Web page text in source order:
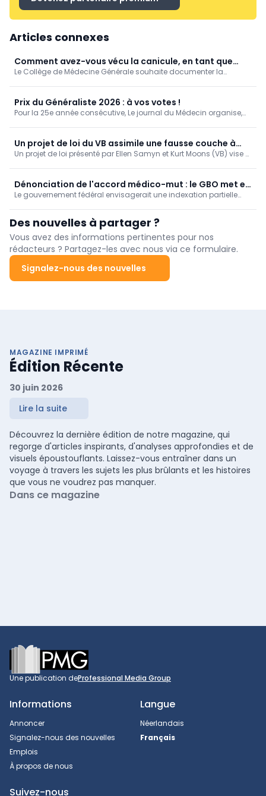
Articles connexes
Comment avez-vous vécu la canicule, en tant que
médecin généraliste? [Enquête]
Le Collège de Médecine Générale souhaite documenter la
Prix du Généraliste 2026 : à vos votes !
Pour la 25e année consécutive, Le journal du Médecin organise,
de six jeunes médecins francophones sélectionnés par leurs
universités respectives.
Un projet de loi du VB assimile une fausse couche à
partir de 12 semaines à la perte d'un enfant
Un projet de loi présenté par Ellen Samyn et Kurt Moons (VB) vise à
grossesse serait assimilée au décès d'un enfant.
Dénonciation de l'accord médico-mut : le GBO met en
garde contre un saut d’index des honoraires
médicaux
Le gouvernement fédéral envisagerait une indexation partielle
telle mesure linéaire ne réduise la rémunération des médecins.
Des nouvelles à partager ?
Vous avez des informations pertinentes pour nos
rédacteurs ? Partagez-les avec nous via ce formulaire.
Signalez-nous des nouvelles
MAGAZINE IMPRIMÉ
Édition Récente
30 juin 2026
Lire la suite
Découvrez la dernière édition de notre magazine, qui
regorge d'articles inspirants, d'analyses approfondies et de
visuels époustouflants. Laissez-vous entraîner dans un
voyage à travers les sujets les plus brûlants et les histoires
que vous ne voudrez pas manquer.
Dans ce magazine
Footer
Une publication deProfessional Media Group
Informations
Annoncer
Signalez-nous des nouvelles
Emplois
À propos de nous
Langue
Néerlandais
Français
Suivez-nous